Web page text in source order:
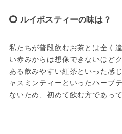
ルイボスティーの味は？
私たちが普段飲むお茶とは全く
い赤みからは想像できないほど
ある飲みやすい紅茶といった感
ャスミンティーといったハーブ
ないため、初めて飲む方であっ